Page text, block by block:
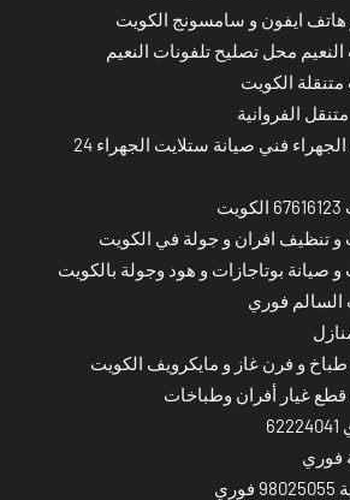
هاتف ايفون و سامسونج الكويت
محل تصليح تلفونات النعيم
الكويت
الفروانية
فني تصليح ستلايت الجهراء فني صيانة ستلايت الجهراء 24
تنظيف افران و جولة في الكويت
صيانة بوتاجازات و هود وجولة بالكويت
فوري
و فرن غاز و مايكرويف الكويت
غيار أفران وطباخات
فوري